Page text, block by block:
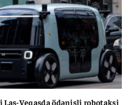
Las-Veqasda ödənişli robotaksi